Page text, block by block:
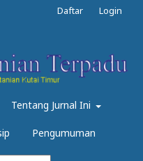
Tentang Jurnal Ini
Pengumuman
Daftar Login